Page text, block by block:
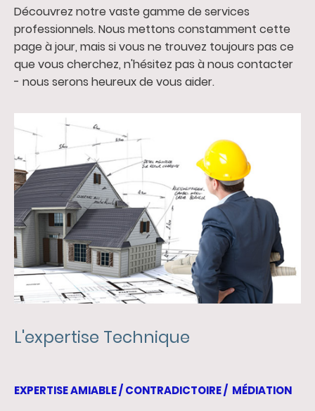
Découvrez notre vaste gamme de services
professionnels. Nous mettons constamment cette
page à jour, mais si vous ne trouvez toujours pas ce
que vous cherchez, n'hésitez pas à nous contacter
- nous serons heureux de vous aider.
L'expertise Technique
EXPERTISE AMIABLE / CONTRADICTOIRE / MÉDIATION